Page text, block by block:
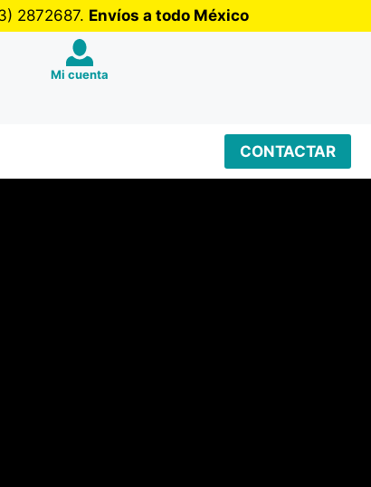
2872687. Envíos a todo México
Mi cuenta
CONTACTAR